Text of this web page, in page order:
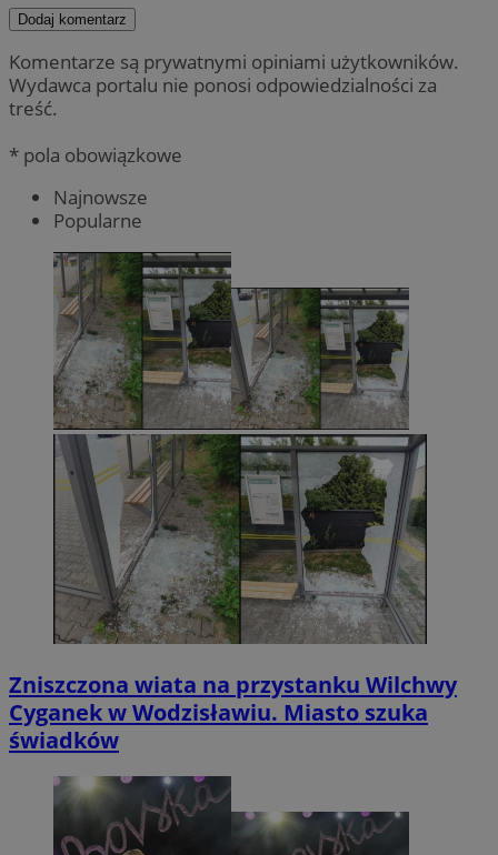
Dodaj komentarz
Komentarze są prywatnymi opiniami użytkowników.
Wydawca portalu nie ponosi odpowiedzialności za
treść.
* pola obowiązkowe
Najnowsze
Popularne
Zniszczona wiata na przystanku Wilchwy
Cyganek w Wodzisławiu. Miasto szuka
świadków